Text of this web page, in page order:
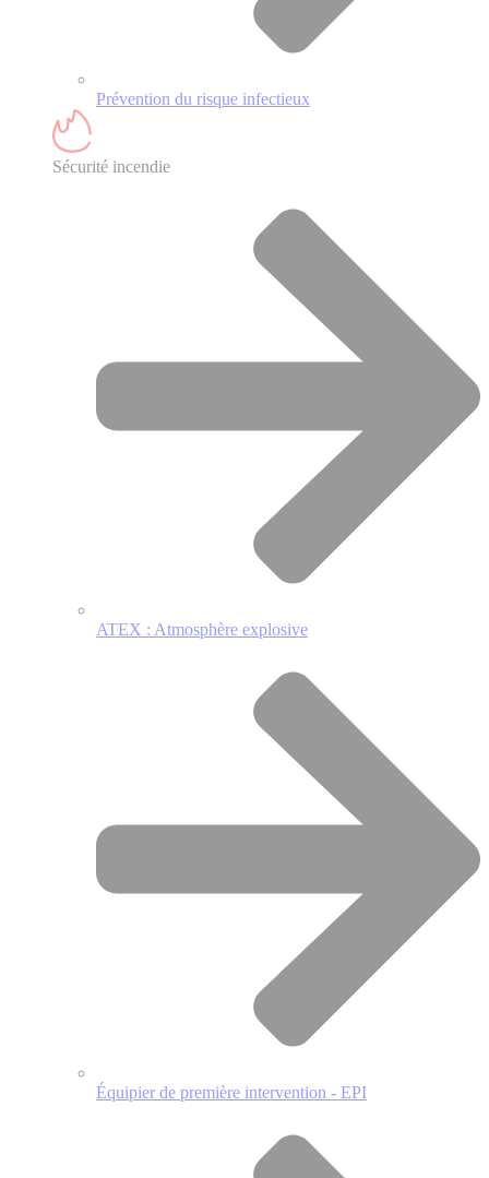
Prévention du risque infectieux
Sécurité incendie
ATEX : Atmosphère explosive
Équipier de première intervention - EPI